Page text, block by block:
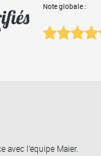
Note globale :
avec l'équipe Maier.